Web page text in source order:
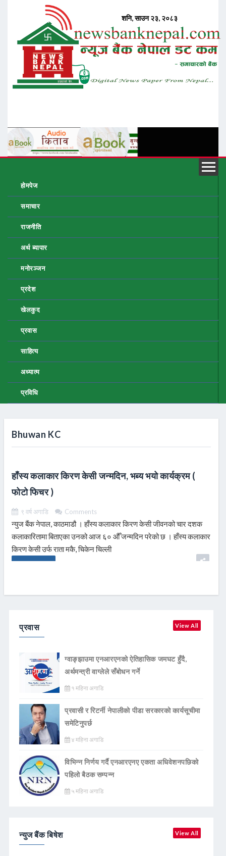
होमपेज
समाचार
राजनीति
अर्थ ब्यापार
मनोरञ्जन
प्रदेश
खेलकुद
प्रवास
साहित्य
अध्यात्म
प्रविधि
Bhuwan KC
हाँस्य कलाकार किरण केसी जन्मदिन, भब्य भयो कार्यक्रम (
फोटो फिचर )
९ वर्ष अगाडि Comments
न्युज बैंक नेपाल, काठमाडौ । हाँस्य कलाकार किरण केसी जीवनको चार दशक
कलाकारितामा बिताएका उनको आज ६० औँ जन्मदिन परेको छ । हाँस्य कलाकार
किरण केसी उर्फ राता मकै, चिकेन चिल्ली
READ MORE
प्रवास View All
ग्वाङ्झाउमा एनआरएनको ऐतिहासिक जमघट हुँदै,
अर्थमन्त्री वाग्लेले सँबोधन गर्ने
१ महिना अगाडि
प्रवासी र रिटर्नी नेपालीको पीडा सरकारको कार्यसूचीमा
समेटिनुपर्छ
४ महिना अगाडि
विभिन्न निर्णय गर्दै एनआरएनए एकता अधिवेशनपछिको
पहिलो बैठक सम्पन्न
५ महिना अगाडि
न्युज बैंक बिषेश View All